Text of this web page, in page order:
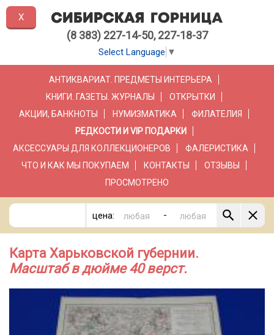
(8 383) 227-14-50, 227-18-37
Select Language ▼
АНТИКВАРИАТ. ПРЕДМЕТЫ ИНТЕРЬЕРА
КНИГИ. ГАЗЕТЫ. ЖУРНАЛЫ
ОТКРЫТКИ
АКЦИИ, БАНКНОТЫ
НУМИЗМАТИКА
ФИЛАТЕЛИЯ
РЕДКОСТИ И VIP ПОДАРКИ
АКСЕССУАРЫ ДЛЯ КОЛЛЕКЦИОНЕРОВ
ФАЛЕРИСТИКА
ЧТО И КАК МЫ ПОКУПАЕМ
КОНТАКТЫ
ОТЗЫВЫ
ПРОСМОТРЕНО
цена: -
Карта Харьковской губернии.
Масштаб в дюйме 40 верст.
X